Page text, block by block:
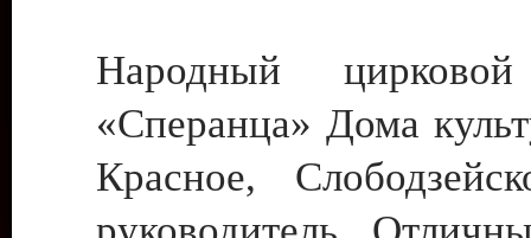
Народный цирковой
«Сперанца» Дома
Красное,